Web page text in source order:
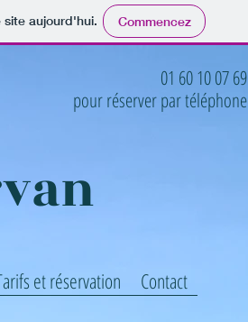
site aujourd'hui. Commencez
01 60 10 07 69
pour réserver par téléphone
et réservation Contact